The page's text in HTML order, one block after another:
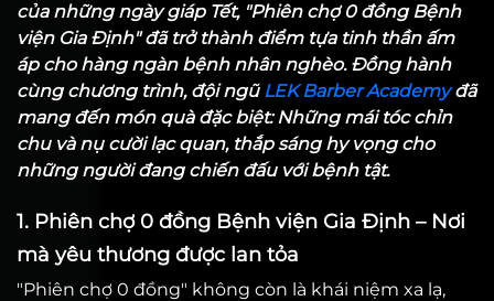
của những ngày giáp Tết, "Phiên chợ 0 đồng Bệnh
viện Gia Định" đã trở thành điểm tựa tinh thần ấm
áp cho hàng ngàn bệnh nhân nghèo. Đồng hành
cùng chương trình, đội ngũ LEK Barber Academyđã
mang đến món quà đặc biệt: Những mái tóc chỉn
chu và nụ cười lạc quan, thắp sáng hy vọng cho
những người đang chiến đấu với bệnh tật.
1. Phiên chợ 0 đồng Bệnh viện Gia Định – Nơi
mà yêu thương được lan tỏa
"Phiên chợ 0 đồng" không còn là khái niệm xa lạ,